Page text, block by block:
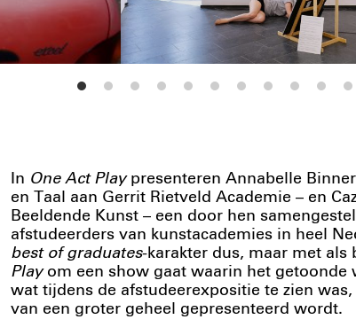
In One Act Playpresenteren Annabelle
en Taal aan Gerrit Rietveld Academie – en
Beeldende Kunst – een door hen
afstudeerders van kunstacademies in heel
best of graduates-karakter dus, maar met
Playom een show gaat waarin het getoonde
wat tijdens de afstudeerexpositie te zien
van een groter geheel gepresenteerd wordt.